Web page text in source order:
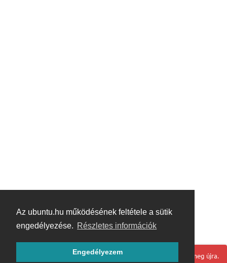
Az ubuntu.hu működésének feltétele a sütik
engedélyezése. Részletes információk
Engedélyezem
Hoppá! Valami hiba történt. Frissítse az oldalt és próbálja meg újra.